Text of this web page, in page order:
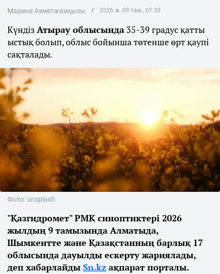
Марина Ахметжанқызы 2026 ж. 09 там., 07:30
Күндіз Атырау облысында 35-39 градус қатты
ыстық болып, облыс бойынша төтенше өрт қаупі
сақталады.
Фото: unsplash
"Қазгидромет" РМК синоптиктері 2026
жылдың 9 тамызында Алматыда,
Шымкентте және Қазақстанның барлық 17
облысында дауылды ескерту жариялады,
деп хабарлайды Sn.kz ақпарат порталы.